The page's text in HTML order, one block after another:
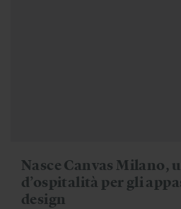
Nasce Canvas Milano,
d’ospitalità per gli
design